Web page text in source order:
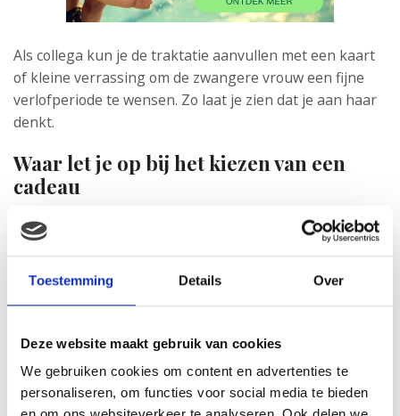
Toestemming Details Over
Deze website maakt gebruik van cookies
We gebruiken cookies om content en advertenties te
personaliseren, om functies voor social media te bieden
Als collega kun je de traktatie aanvullen met een kaart
of kleine verrassing om de zwangere vrouw een fijne
verlofperiode te wensen. Zo laat je zien dat je aan haar
denkt.
Waar let je op bij het kiezen van een
cadeau
Een cadeau uitzoeken voor een zwangere vrouw kan
best lastig zijn. Zeker als je haar smaak niet zo goed
kent. Een paar tips die je kunnen helpen
Kies iets dat bij haar persoonlijkheid past. Houdt
romantisch en symbolisch
Let op haar wensen en gezondheid. Iemand die
last heeft van misselijkheid zit waarschijnlijk niet